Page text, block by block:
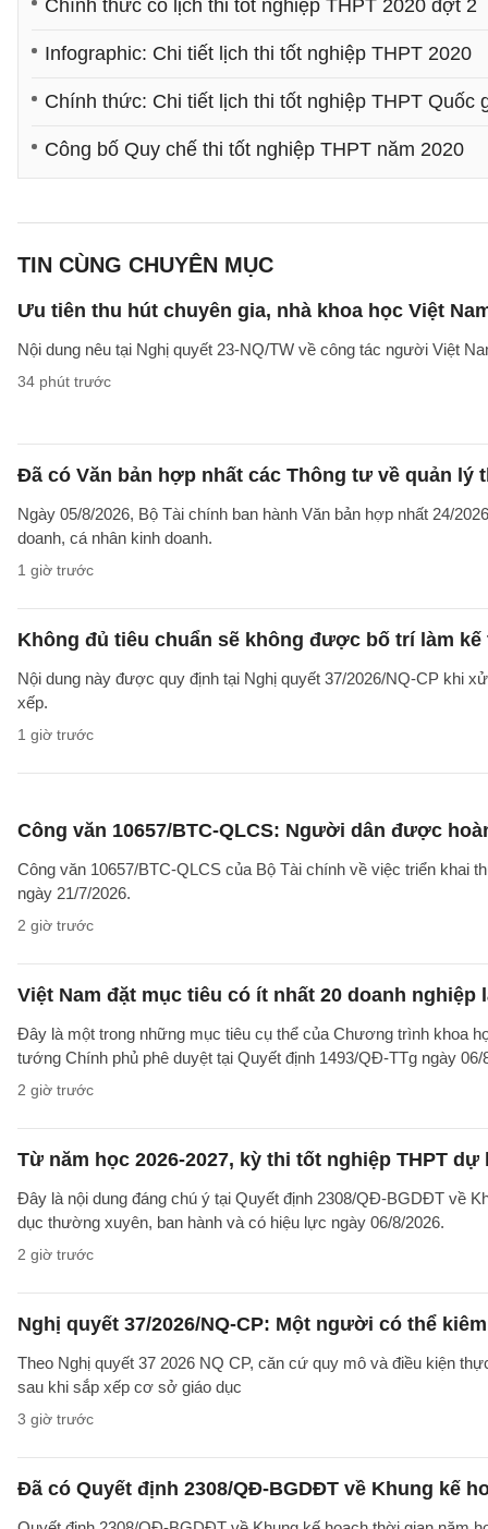
Chính thức có lịch thi tốt nghiệp THPT 2020 đợt 2
Infographic: Chi tiết lịch thi tốt nghiệp THPT 2020
Chính thức: Chi tiết lịch thi tốt nghiệp THPT Quốc
Công bố Quy chế thi tốt nghiệp THPT năm 2020
TIN CÙNG CHUYÊN MỤC
Ưu tiên thu hút chuyên gia, nhà khoa học Việt
Nội dung nêu tại Nghị quyết 23-NQ/TW về công tác người Việt
34 phút trước
Đã có Văn bản hợp nhất các Thông tư về quản lý
Ngày 05/8/2026, Bộ Tài chính ban hành Văn bản hợp nhất 24/
doanh, cá nhân kinh doanh.
1 giờ trước
Không đủ tiêu chuẩn sẽ không được bố trí làm
Nội dung này được quy định tại Nghị quyết 37/2026/NQ-CP khi
xếp.
1 giờ trước
Công văn 10657/BTC-QLCS: Người dân được
Công văn 10657/BTC-QLCS của Bộ Tài chính về việc triển khai
ngày 21/7/2026.
2 giờ trước
Việt Nam đặt mục tiêu có ít nhất 20 doanh
Đây là một trong những mục tiêu cụ thể của Chương trình khoa
tướng Chính phủ phê duyệt tại Quyết định 1493/QĐ-TTg ngày
2 giờ trước
Từ năm học 2026-2027, kỳ thi tốt nghiệp THPT
Đây là nội dung đáng chú ý tại Quyết định 2308/QĐ-BGDĐT về
dục thường xuyên, ban hành và có hiệu lực ngày 06/8/2026.
2 giờ trước
Nghị quyết 37/2026/NQ-CP: Một người có thể
Theo Nghị quyết 37 2026 NQ CP, căn cứ quy mô và điều kiện
sau khi sắp xếp cơ sở giáo dục
3 giờ trước
Đã có Quyết định 2308/QĐ-BGDĐT về Khung kế